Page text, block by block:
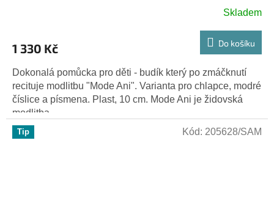
Skladem
1 330 Kč Do košíku
Dokonalá pomůcka pro děti - budík který po zmáčknutí
recituje modlitbu "Mode Ani". Varianta pro chlapce, modré
číslice a písmena. Plast, 10 cm. Mode Ani je židovská
modlitba,...
Tip Kód: 205628/SAM